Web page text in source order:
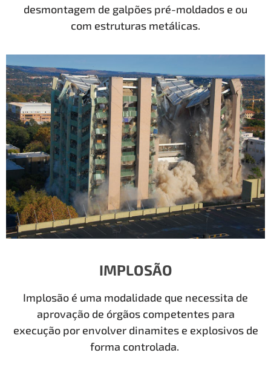
desmontagem de galpões pré-moldados e ou
com estruturas metálicas.
IMPLOSÃO
Implosão é uma modalidade que necessita de
aprovação de órgãos competentes para
execução por envolver dinamites e explosivos de
forma controlada.